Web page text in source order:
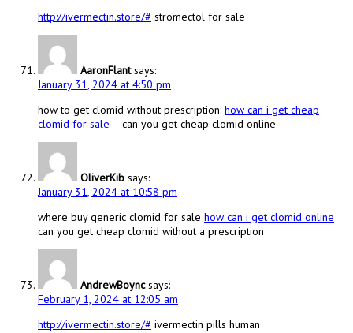
http://ivermectin.store/# stromectol for sale
AaronFlant says:
January 31, 2024 at 4:50 pm
how to get clomid without prescription: how can i get cheap
clomid for sale – can you get cheap clomid online
OliverKib says:
January 31, 2024 at 10:58 pm
where buy generic clomid for sale how can i get clomid online
can you get cheap clomid without a prescription
AndrewBoync says:
February 1, 2024 at 12:05 am
http://ivermectin.store/# ivermectin pills human